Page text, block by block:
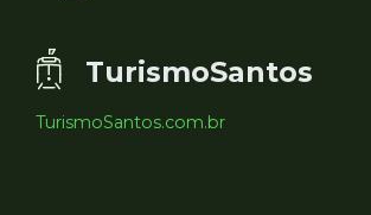
TurismoSantos
TurismoSantos.com.br